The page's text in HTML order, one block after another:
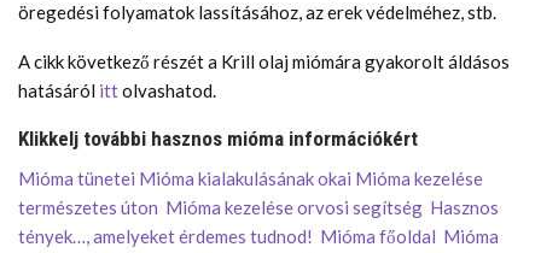
öregedési folyamatok lassításához, az erek védelméhez, stb.
A cikk következő részét a Krill olaj miómára gyakorolt áldásos
hatásáról ittolvashatod.
Klikkelj további hasznos mióma információkért
Mióma tünetei Mióma kialakulásának okai Mióma kezelése
természetes úton Mióma kezelése orvosi segítség Hasznos
tények…, amelyeket érdemes tudnod! Mióma főoldal Mióma